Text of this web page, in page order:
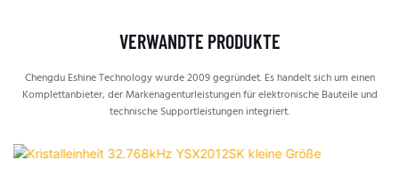
VERWANDTE PRODUKTE
Chengdu Eshine Technology wurde 2009 gegründet. Es handelt sich um einen
Komplettanbieter, der Markenagenturleistungen für elektronische Bauteile und
technische Supportleistungen integriert.